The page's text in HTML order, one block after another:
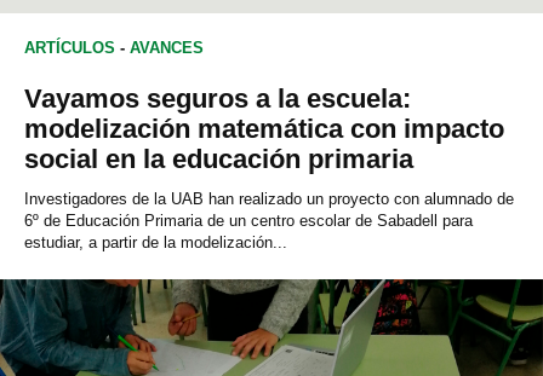
ARTÍCULOS - AVANCES
Vayamos seguros a la escuela:
modelización matemática con impacto
social en la educación primaria
Investigadores de la UAB han realizado un proyecto con alumnado de
6º de Educación Primaria de un centro escolar de Sabadell para
estudiar, a partir de la modelización...